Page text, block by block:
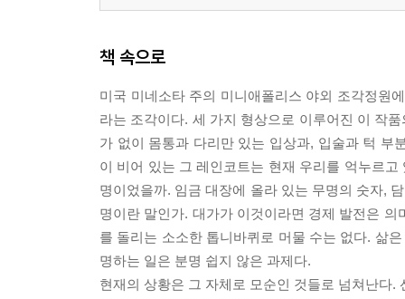
책 속으로
미국 미네소타 주의 미니애폴리스 야외 조각정원
라는 조각이다. 세 가지 형상으로 이루어진 이 작
가 없이 몸통과 다리만 있는 입상과, 입술과 턱 부
이 비어 있는 그 레인코트는 현재 우리를 억누르
명이었을까. 임금 대장에 올라 있는 무명의 숫자,
명이란 말인가. 대가가 이것이라면 경제 발전은
를 돌리는 소소한 톱니바퀴로 머물 수는 없다. 삶
명하는 일은 분명 쉽지 않은 과제다.
현재의 상황은 그 자체로 모순인 것들로 넘쳐난다